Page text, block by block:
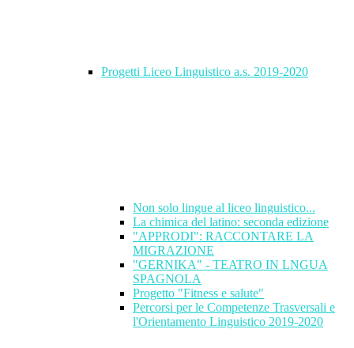
Progetti Liceo Linguistico a.s. 2019-2020
Non solo lingue al liceo linguistico...
La chimica del latino: seconda edizione
"APPRODI": RACCONTARE LA
MIGRAZIONE
"GERNIKA" - TEATRO IN LNGUA
SPAGNOLA
Progetto "Fitness e salute"
Percorsi per le Competenze Trasversali e
l'Orientamento Linguistico 2019-2020